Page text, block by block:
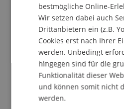
School/Professur:
Veranstaltungsdetails
Kontakt
bestmögliche Online-
Wir setzen dabei auch
Drittanbietern ein (z.B.
Cookies erst nach Ihrer
werden. Unbedingt
hingegen sind für die
Funktionalität dieser
und können somit nicht
werden.